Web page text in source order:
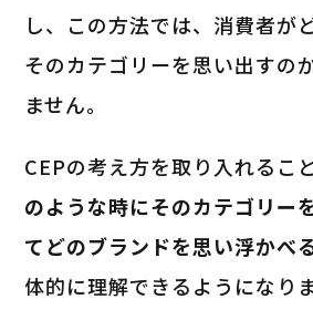
し、この方法では、消費者が
そのカテゴリーを思い出すの
ません。
CEPの考え方を取り入れるこ
のような時にそのカテゴリー
てどのブランドを思い浮かべ
体的に理解できるようになりま